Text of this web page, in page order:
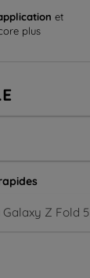
et
plus
Z Fold 5